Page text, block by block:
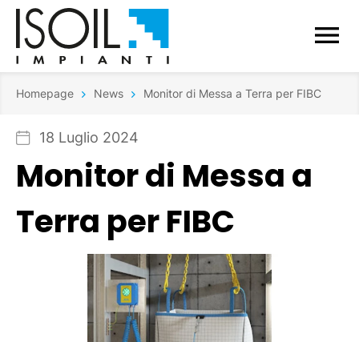
Homepage News Monitor di Messa a Terra per FIBC
18 Luglio 2024
Monitor di Messa a
Terra per FIBC